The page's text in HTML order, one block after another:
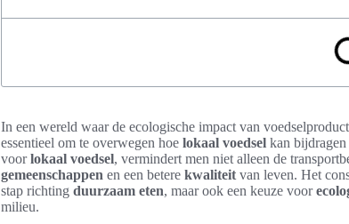
In een wereld waar de ecologische impact van
essentieel om te overwegen hoe lokaal voedsel kan bijdragen
voorlokaal voedsel, vermindert men niet alleen de
gemeenschappen en een betere kwaliteit van leven. Het
stap richting duurzaam eten, maar ook een keuze voor
milieu.